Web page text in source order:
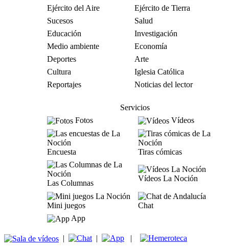
Ejército del Aire
Ejército de Tierra
Sucesos
Salud
Educación
Investigación
Medio ambiente
Economía
Deportes
Arte
Cultura
Iglesia Católica
Reportajes
Noticias del lector
Servicios
Fotos
Vídeos
Encuesta Tiras cómicas
Las Columnas
Vídeos La Noción
Mini juegos
Chat
App
| | |